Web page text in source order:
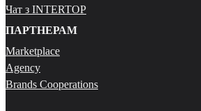
Чат з INTERTOP
ПАРТНЕРАМ
Marketplace
Agency
Brands Cooperations